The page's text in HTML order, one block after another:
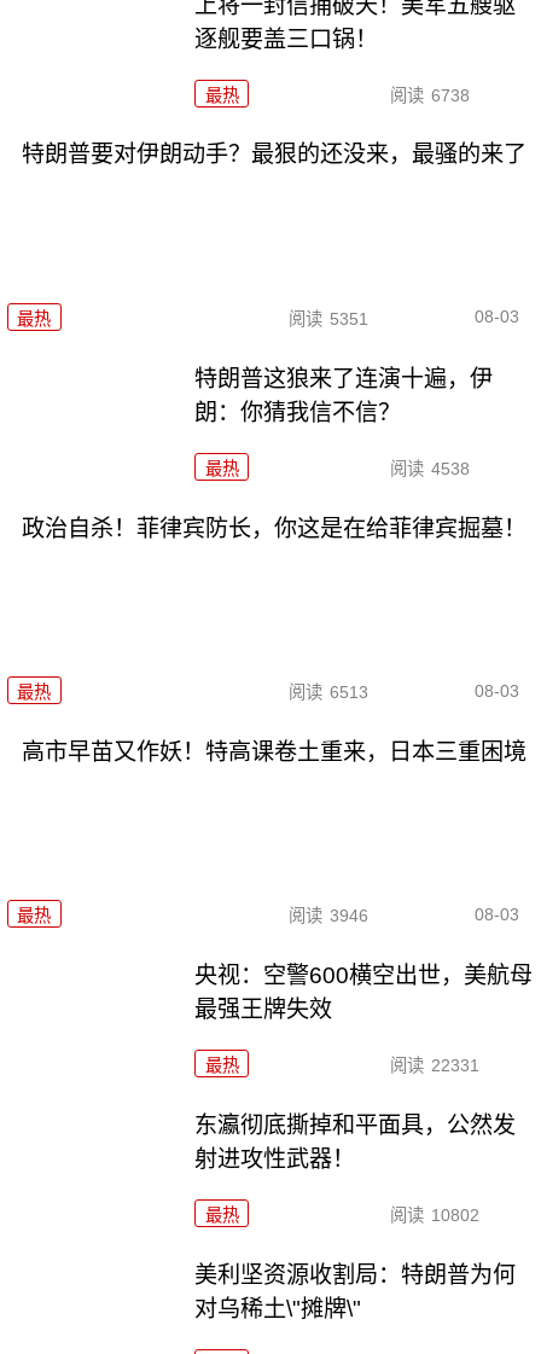
逐舰要盖三口锅！
最热 阅读 6738
特朗普要对伊朗动手？最狠的还没来，最骚的来了
最热 阅读 5351 08-03
特朗普这狼来了连演十遍，伊
朗：你猜我信不信？
最热 阅读 4538
政治自杀！菲律宾防长，你这是在给菲律宾掘墓！
最热 阅读 6513 08-03
高市早苗又作妖！特高课卷土重来，日本三重困境
最热 阅读 3946 08-03
央视：空警600横空出世，美航母
最强王牌失效
最热 阅读 22331
东瀛彻底撕掉和平面具，公然发
射进攻性武器！
最热 阅读 10802
美利坚资源收割局：特朗普为何
对乌稀土\"摊牌\"